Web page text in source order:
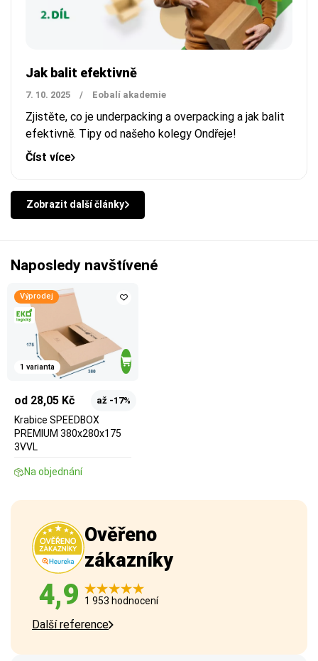
Jak balit efektivně
7. 10. 2025 / Eobalí akademie
Zjistěte, co je underpacking a overpacking a jak balit
efektivně. Tipy od našeho kolegy Ondřeje!
Číst více
Zobrazit další články
Naposledy navštívené
Výprodej
1 varianta
od 28,05 Kč až -17%
Krabice SPEEDBOX
PREMIUM 380x280x175
3VVL
Na objednání
Ověřeno
zákazníky
4,9 1 953 hodnocení
Další reference